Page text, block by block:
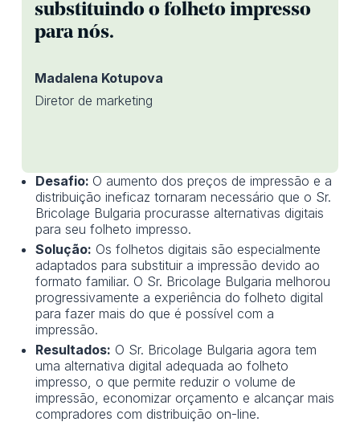
substituindo o folheto impresso
para nós.
Madalena Kotupova
Diretor de marketing
Desafio: O aumento dos preços de impressão e a
distribuição ineficaz tornaram necessário que o Sr.
Bricolage Bulgaria procurasse alternativas digitais
para seu folheto impresso.
Solução: Os folhetos digitais são especialmente
adaptados para substituir a impressão devido ao
formato familiar. O Sr. Bricolage Bulgaria melhorou
progressivamente a experiência do folheto digital
para fazer mais do que é possível com a
impressão.
Resultados: O Sr. Bricolage Bulgaria agora tem
uma alternativa digital adequada ao folheto
impresso, o que permite reduzir o volume de
impressão, economizar orçamento e alcançar mais
compradores com distribuição on-line.